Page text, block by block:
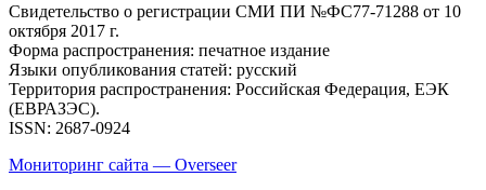
Свидетельство о регистрации СМИ ПИ №ФС77-71288 от 10
октября 2017 г.
Форма распространения: печатное издание
Языки опубликования статей: русский
Территория распространения: Российская Федерация, ЕЭК
(ЕВРАЗЭС).
ISSN: 2687-0924
Мониторинг сайта — Overseer